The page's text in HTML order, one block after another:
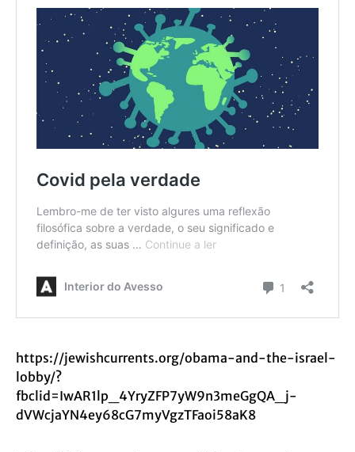
https://jewishcurrents.org/obama-and-the-israel-
lobby/?
fbclid=IwAR1lp_4YryZFP7yW9n3meGgQA_j-
dVWcjaYN4ey68cG7myVgzTFaoi58aK8